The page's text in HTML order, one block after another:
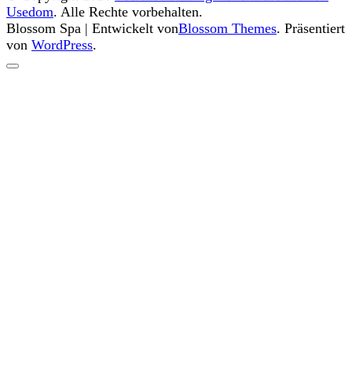
Usedom. Alle Rechte vorbehalten.
Blossom Spa | Entwickelt vonBlossom Themes. Präsentiert
von WordPress.